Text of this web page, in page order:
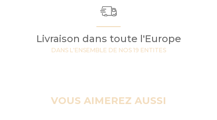
Livraison dans toute l'Europe
DANS L'ENSEMBLE DE NOS 19 ENTITES
VOUS AIMEREZ AUSSI